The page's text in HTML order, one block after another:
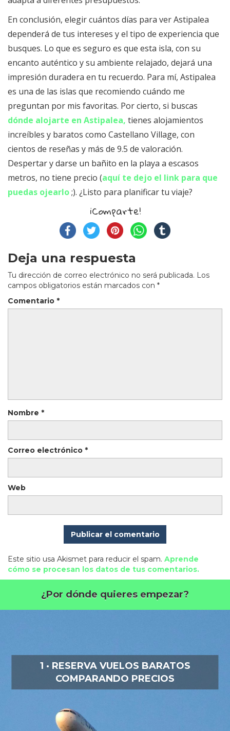
En conclusión, elegir cuántos días para ver Astipalea
dependerá de tus intereses y el tipo de experiencia que
busques. Lo que es seguro es que esta isla, con su
encanto auténtico y su ambiente relajado, dejará una
impresión duradera en tu recuerdo. Para mí, Astipalea
es una de las islas que recomiendo cuándo me
preguntan por mis favoritas. Por cierto, si buscas
dónde alojarte en Astipalea, tienes alojamientos
increíbles y baratos como Castellano Village, con
cientos de reseñas y más de 9.5 de valoración.
Despertar y darse un bañito en la playa a escasos
metros, no tiene precio (aquí te dejo el link para que
puedas ojearlo;). ¿Listo para planificar tu viaje?
¡Comparte!
Deja una respuesta
Tu dirección de correo electrónico no será publicada. Los
campos obligatorios están marcados con *
Comentario *
Nombre *
Correo electrónico *
Web
Este sitio usa Akismet para reducir el spam. Aprende
cómo se procesan los datos de tus comentarios.
¿Por dónde quieres empezar?
1 · RESERVA VUELOS BARATOS
COMPARANDO PRECIOS